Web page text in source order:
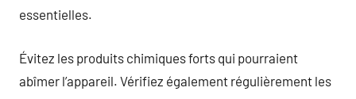
essentielles.
Évitez les produits chimiques forts qui pourraient
abîmer l’appareil. Vérifiez également régulièrement les